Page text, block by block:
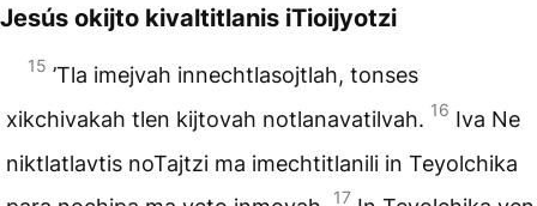
Jesús okijto kivaltitlanis iTioijyotzi
15 ’Tla imejvah innechtlasojtlah, tonses
xikchivakah tlen kijtovah notlanavatilvah. 16 Iva Ne
niktlatlavtis noTajtzi ma imechtitlanili in Teyolchika
17